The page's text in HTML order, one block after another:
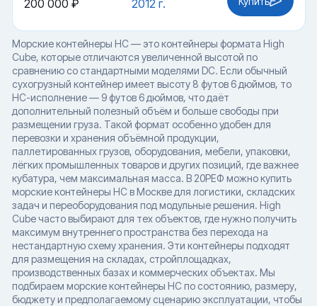
2012 г.
200 000 ₽
Морские контейнеры HC — это контейнеры формата High
Cube, которые отличаются увеличенной высотой по
сравнению со стандартными моделями DC. Если обычный
сухогрузный контейнер имеет высоту 8 футов 6 дюймов, то
HC-исполнение — 9 футов 6 дюймов, что даёт
дополнительный полезный объём и больше свободы при
размещении груза. Такой формат особенно удобен для
перевозки и хранения объёмной продукции,
паллетированных грузов, оборудования, мебели, упаковки,
лёгких промышленных товаров и других позиций, где важнее
кубатура, чем максимальная масса. В 20РЕФ можно купить
морские контейнеры HC в Москве для логистики, складских
задач и переоборудования под модульные решения. High
Cube часто выбирают для тех объектов, где нужно получить
максимум внутреннего пространства без перехода на
нестандартную схему хранения. Эти контейнеры подходят
для размещения на складах, стройплощадках,
производственных базах и коммерческих объектах. Мы
подбираем морские контейнеры HC по состоянию, размеру,
бюджету и предполагаемому сценарию эксплуатации, чтобы